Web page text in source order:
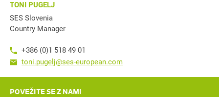
TONI PUGELJ
SES Slovenia
Country Manager
+386 (0)1 518 49 01
toni.pugelj@ses-european.com
POVEŽITE SE Z NAMI